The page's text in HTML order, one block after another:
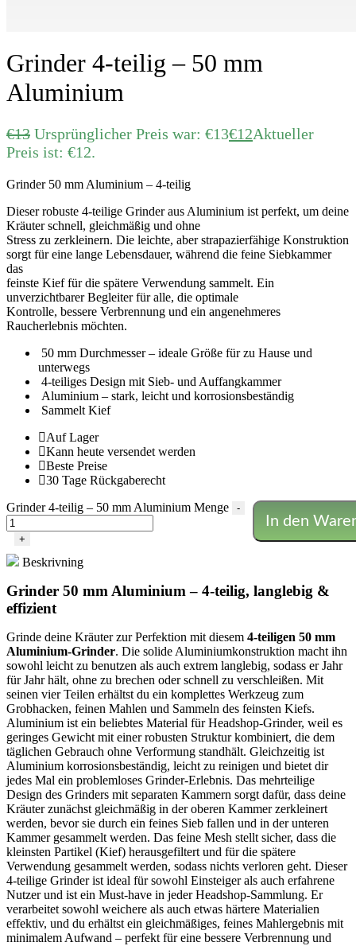
Grinder 4-teilig – 50 mm
Aluminium
€13 Ursprünglicher Preis war: €13€12Aktueller
Preis ist: €12.
Grinder 50 mm Aluminium – 4-teilig
Dieser robuste 4-teilige Grinder aus Aluminium ist perfekt, um deine
Kräuter schnell, gleichmäßig und ohne
Stress zu zerkleinern. Die leichte, aber strapazierfähige Konstruktion
sorgt für eine lange Lebensdauer, während die feine Siebkammer
das
feinste Kief für die spätere Verwendung sammelt. Ein
unverzichtbarer Begleiter für alle, die optimale
Kontrolle, bessere Verbrennung und ein angenehmeres
Raucherlebnis möchten.
50 mm Durchmesser – ideale Größe für zu Hause und
unterwegs
4-teiliges Design mit Sieb- und Auffangkammer
Aluminium – stark, leicht und korrosionsbeständig
Sammelt Kief
Auf Lager
Kann heute versendet werden
Beste Preise
30 Tage Rückgaberecht
Grinder 4-teilig – 50 mm Aluminium Menge
-
+
In den
Beskrivning
Grinder 50 mm Aluminium – 4-teilig, langlebig &
effizient
Grinde deine Kräuter zur Perfektion mit diesem 4-teiligen 50 mm
Aluminium-Grinder. Die solide Aluminiumkonstruktion macht ihn
sowohl leicht zu benutzen als auch extrem langlebig, sodass er Jahr
für Jahr hält, ohne zu brechen oder schnell zu verschleißen. Mit
seinen vier Teilen erhältst du ein komplettes Werkzeug zum
Grobhacken, feinen Mahlen und Sammeln des feinsten Kiefs.
Aluminium ist ein beliebtes Material für Headshop-Grinder, weil es
geringes Gewicht mit einer robusten Struktur kombiniert, die dem
täglichen Gebrauch ohne Verformung standhält. Gleichzeitig ist
Aluminium korrosionsbeständig, leicht zu reinigen und bietet dir
jedes Mal ein problemloses Grinder-Erlebnis. Das mehrteilige
Design des Grinders mit separaten Kammern sorgt dafür, dass deine
Kräuter zunächst gleichmäßig in der oberen Kammer zerkleinert
werden, bevor sie durch ein feines Sieb fallen und in der unteren
Kammer gesammelt werden. Das feine Mesh stellt sicher, dass die
kleinsten Partikel (Kief) herausgefiltert und für die spätere
Verwendung gesammelt werden, sodass nichts verloren geht. Dieser
4-teilige Grinder ist ideal für sowohl Einsteiger als auch erfahrene
Nutzer und ist ein Must-have in jeder Headshop-Sammlung. Er
verarbeitet sowohl weichere als auch etwas härtere Materialien
effektiv, und du erhältst ein gleichmäßiges, feines Mahlergebnis mit
minimalem Aufwand – perfekt für eine bessere Verbrennung und